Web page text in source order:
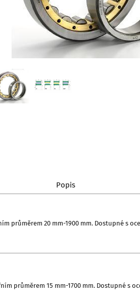
Popis
průměrem 20 mm-1900 mm. Dostupné s
průměrem 15 mm-1700 mm. Dostupné s